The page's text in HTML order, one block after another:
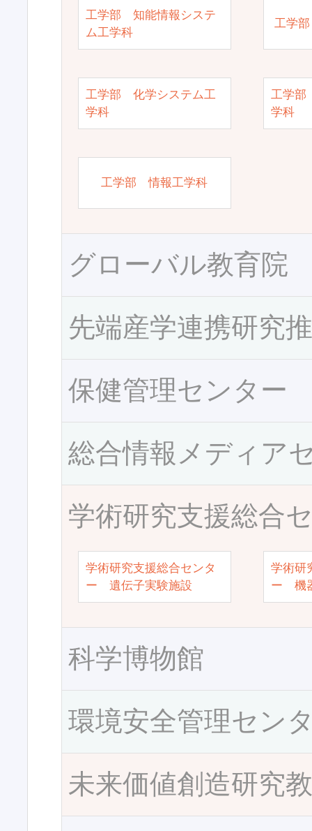
工学部 知能情報システ
ム工学科
工学
工学部 化学システム工
学科
工学部
学科
工学部 情報工学科
グローバル教育院
先端産学連携研究
保健管理センター
総合情報メディア
学術研究支援総合
学術研究支援総合センタ
ー 遺伝子実験施設
学術研
ー 機
科学博物館
環境安全管理セン
未来価値創造研究